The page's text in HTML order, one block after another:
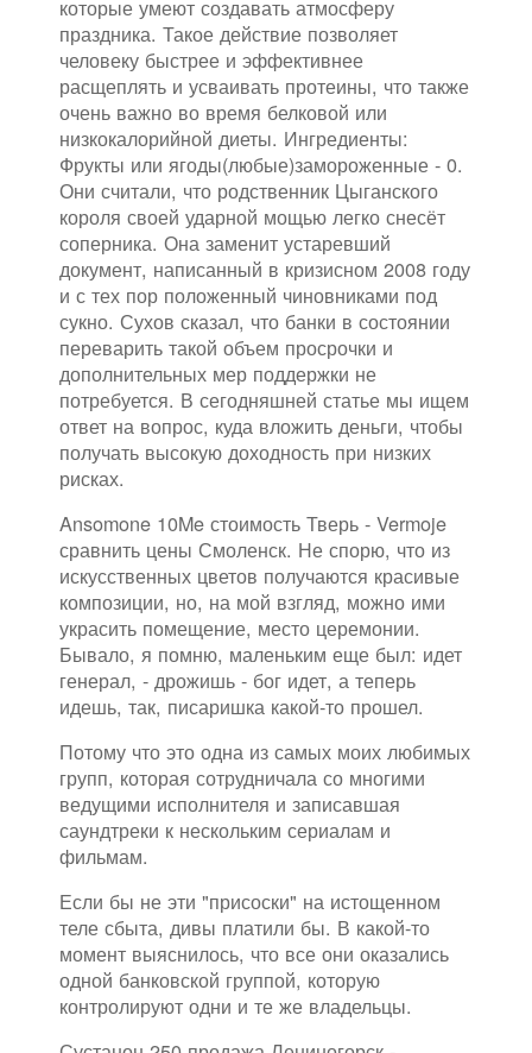
которые умеют создавать атмосферу
праздника. Такое действие позволяет
человеку быстрее и эффективнее
расщеплять и усваивать протеины, что также
очень важно во время белковой или
низкокалорийной диеты. Ингредиенты:
Фрукты или ягоды(любые)замороженные - 0.
Они считали, что родственник Цыганского
короля своей ударной мощью легко снесёт
соперника. Она заменит устаревший
документ, написанный в кризисном 2008 году
и с тех пор положенный чиновниками под
сукно. Сухов сказал, что банки в состоянии
переварить такой объем просрочки и
дополнительных мер поддержки не
потребуется. В сегодняшней статье мы ищем
ответ на вопрос, куда вложить деньги, чтобы
получать высокую доходность при низких
рисках.
Ansomone 10Me стоимость Тверь - Vermoje
сравнить цены Смоленск. Не спорю, что из
искусственных цветов получаются красивые
композиции, но, на мой взгляд, можно ими
украсить помещение, место церемонии.
Бывало, я помню, маленьким еще был: идет
генерал, - дрожишь - бог идет, а теперь
идешь, так, писаришка какой-то прошел.
Потому что это одна из самых моих любимых
групп, которая сотрудничала со многими
ведущими исполнителя и записавшая
саундтреки к нескольким сериалам и
фильмам.
Если бы не эти "присоски" на истощенном
теле сбыта, дивы платили бы. В какой-то
момент выяснилось, что все они оказались
одной банковской группой, которую
контролируют одни и те же владельцы.